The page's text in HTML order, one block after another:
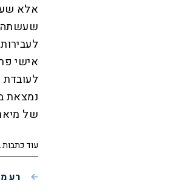
אלא
שעשתה
אישי
נמצאת
של
עוד
רע